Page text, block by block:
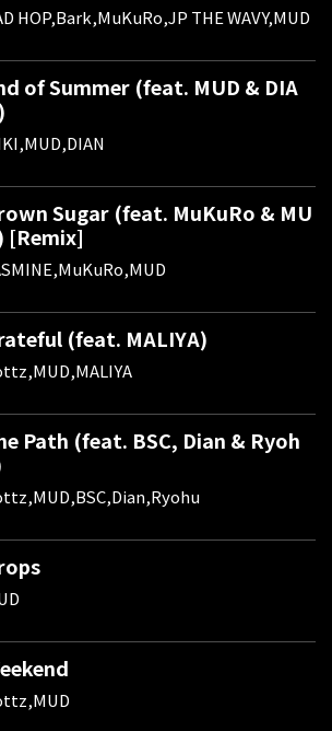
HOP,Bark,MuKuRo,JP THE WAVY,MUD
of Summer (feat. MUD & DIA
Sugar (feat. MuKuRo & MU
[Remix]
(feat. MALIYA)
Path (feat. BSC, Dian & Ryoh